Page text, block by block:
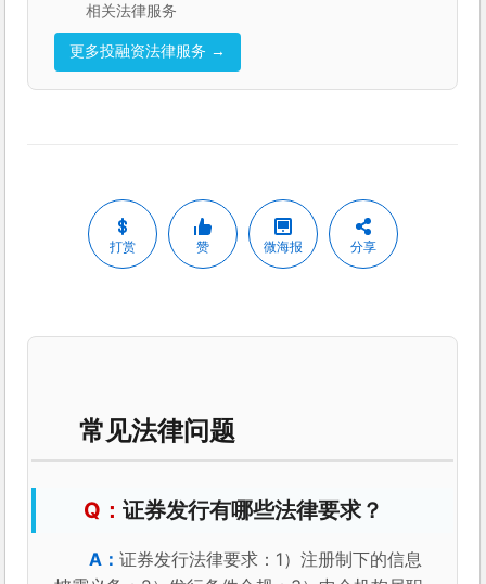
相关法律服务
更多投融资法律服务 →
打赏 赞 微海报 分享
常见法律问题
证券发行有哪些法律要求？
证券发行法律要求：1）注册制下的信息